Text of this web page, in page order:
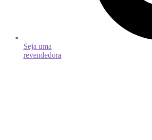
Seja uma
revendedora